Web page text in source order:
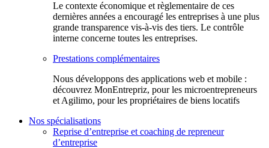
Le contexte économique et règlementaire de ces
dernières années a encouragé les entreprises à une plus
grande transparence vis-à-vis des tiers. Le contrôle
interne concerne toutes les entreprises.
Prestations complémentaires
Nous développons des applications web et mobile :
découvrez MonEntrepriz, pour les microentrepreneurs
et Agilimo, pour les propriétaires de biens locatifs
Nos spécialisations
Reprise d’entreprise et coaching de repreneur
d’entreprise